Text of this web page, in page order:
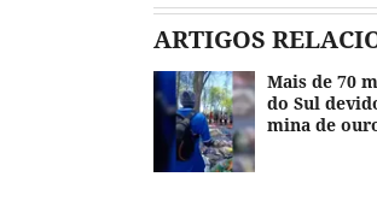
ARTIGOS
Mais de 70
do Sul
mina de